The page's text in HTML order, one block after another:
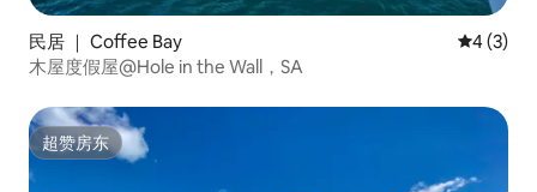
民居 ｜ Coffee Bay 平均评分
4 (3)
木屋度假屋@Hole in the Wall，SA
超赞房东
超赞房东